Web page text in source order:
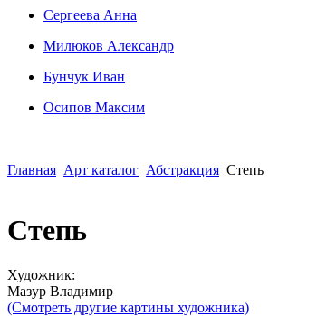
Сергеева Анна
Милюков Александр
Бунчук Иван
Осипoв Максим
Главная Арт каталог Абстракция Степь
Степь
Художник:
Мазур Владимир
(Смотреть другие картины художника)